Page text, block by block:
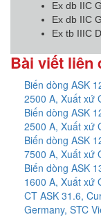
Ex db IIC
Ex db IIC
Ex tb IIIC
Bài viết liên
Biến dòng ASK
2500 A, Xuất xứ
Biến dòng ASK
2500 A, Xuất xứ
Biến dòng ASK
7500 A, Xuất xứ
Biến dòng ASK
1600 A, Xuất xứ
CT ASK 31.6,
Germany, STC